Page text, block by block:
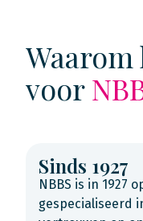
Waarom
voor
Sinds 1927
NBBS is in 1927
gespecialiseerd